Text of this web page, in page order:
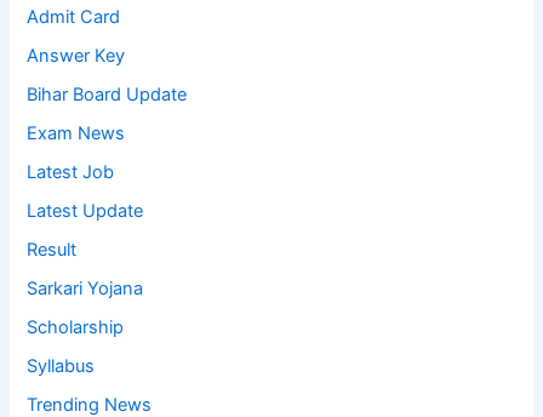
Admit Card
Answer Key
Bihar Board Update
Exam News
Latest Job
Latest Update
Result
Sarkari Yojana
Scholarship
Syllabus
Trending News